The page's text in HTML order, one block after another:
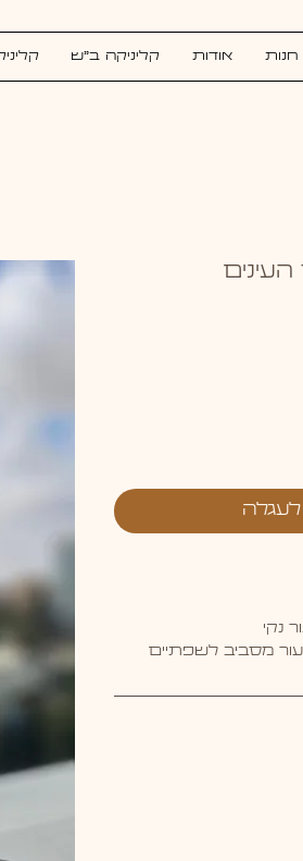
חנות אודות קליניקה ב"ש
נקי
מסביב לשפתיים